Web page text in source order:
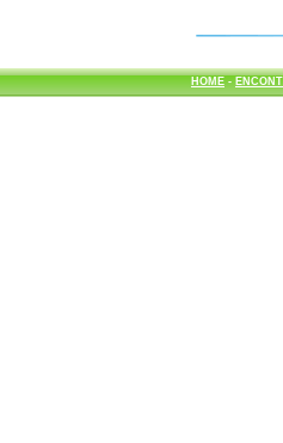
HOME-